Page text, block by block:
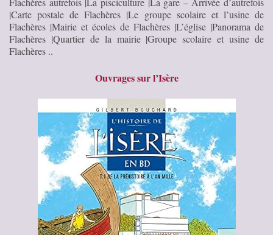
|Carte postale de Flachères |Le groupe scolaire et l’usine de
Flachères |Mairie et écoles de Flachères |L’église |Panorama de
Flachères |Quartier de la mairie |Groupe scolaire et usine de
Flachères ..
Ouvrages sur l’Isère